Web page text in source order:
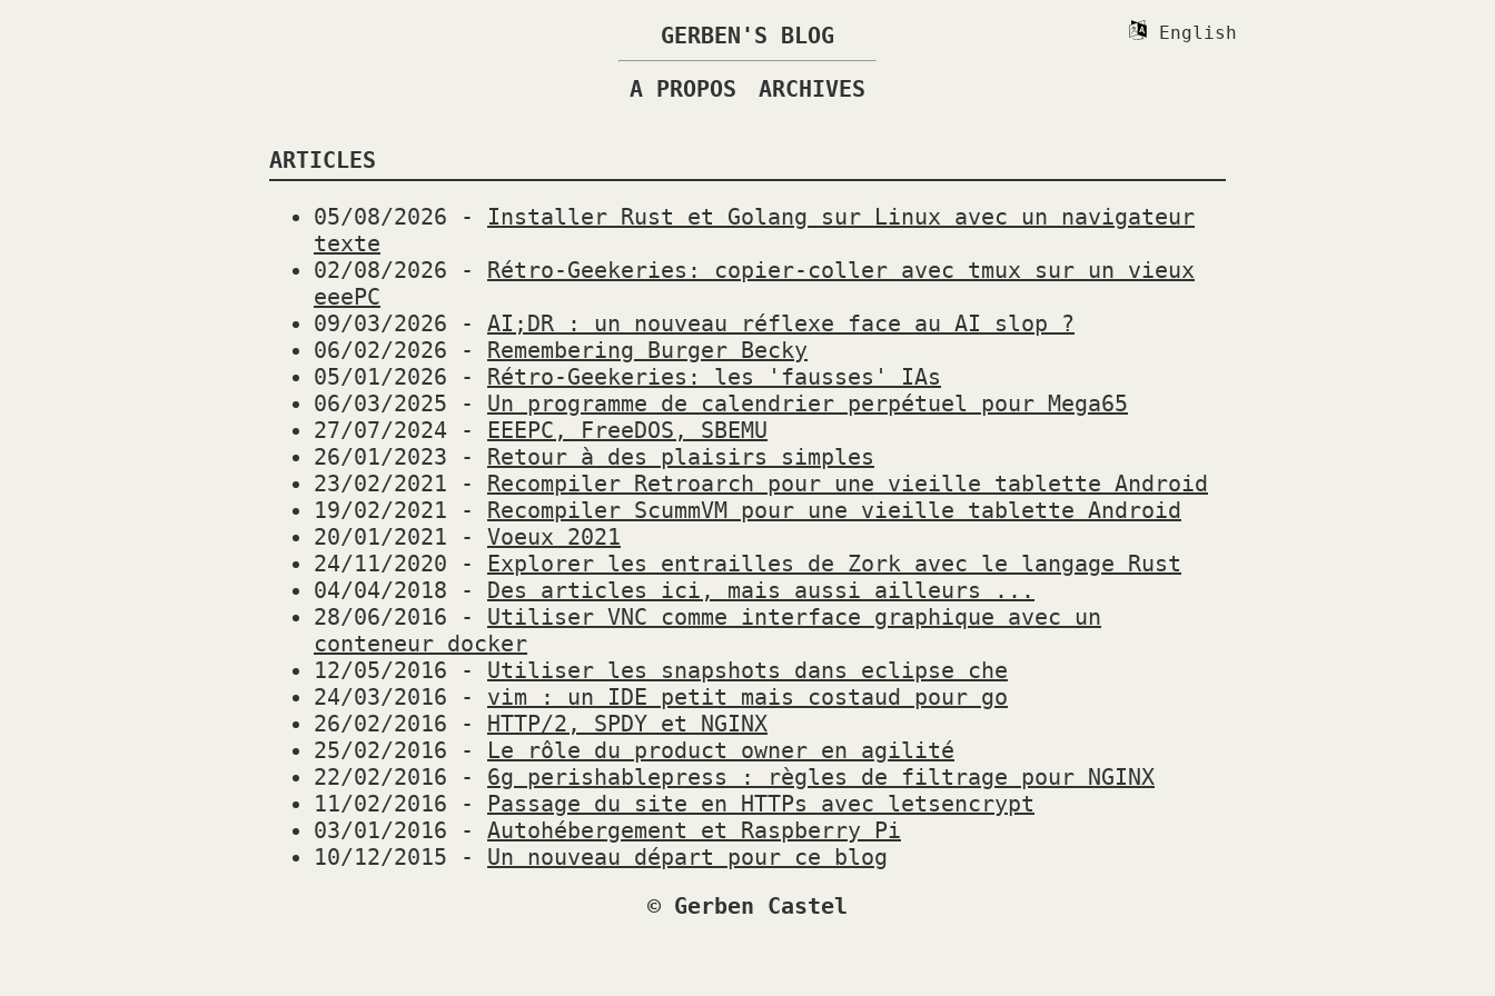
English
GERBEN'S BLOG
A PROPOS
ARCHIVES
ARTICLES
05/08/2026 - Installer Rust et Golang sur Linux avec un navigateur
texte
02/08/2026 - Rétro-Geekeries: copier-coller avec tmux sur un vieux
eeePC
09/03/2026 - AI;DR : un nouveau réflexe face au AI slop ?
06/02/2026 - Remembering Burger Becky
05/01/2026 - Rétro-Geekeries: les 'fausses' IAs
06/03/2025 - Un programme de calendrier perpétuel pour Mega65
27/07/2024 - EEEPC, FreeDOS, SBEMU
26/01/2023 - Retour à des plaisirs simples
23/02/2021 - Recompiler Retroarch pour une vieille tablette Android
19/02/2021 - Recompiler ScummVM pour une vieille tablette Android
20/01/2021 - Voeux 2021
24/11/2020 - Explorer les entrailles de Zork avec le langage Rust
04/04/2018 - Des articles ici, mais aussi ailleurs ...
28/06/2016 - Utiliser VNC comme interface graphique avec un
conteneur docker
12/05/2016 - Utiliser les snapshots dans eclipse che
24/03/2016 - vim : un IDE petit mais costaud pour go
26/02/2016 - HTTP/2, SPDY et NGINX
25/02/2016 - Le rôle du product owner en agilité
22/02/2016 - 6g perishablepress : règles de filtrage pour NGINX
11/02/2016 - Passage du site en HTTPs avec letsencrypt
03/01/2016 - Autohébergement et Raspberry Pi
10/12/2015 - Un nouveau départ pour ce blog
© Gerben Castel